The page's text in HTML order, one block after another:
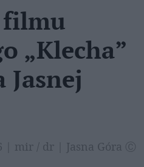
filmu
„Klecha”
Jasnej
| mir / dr | Jasna Góra Ⓒ